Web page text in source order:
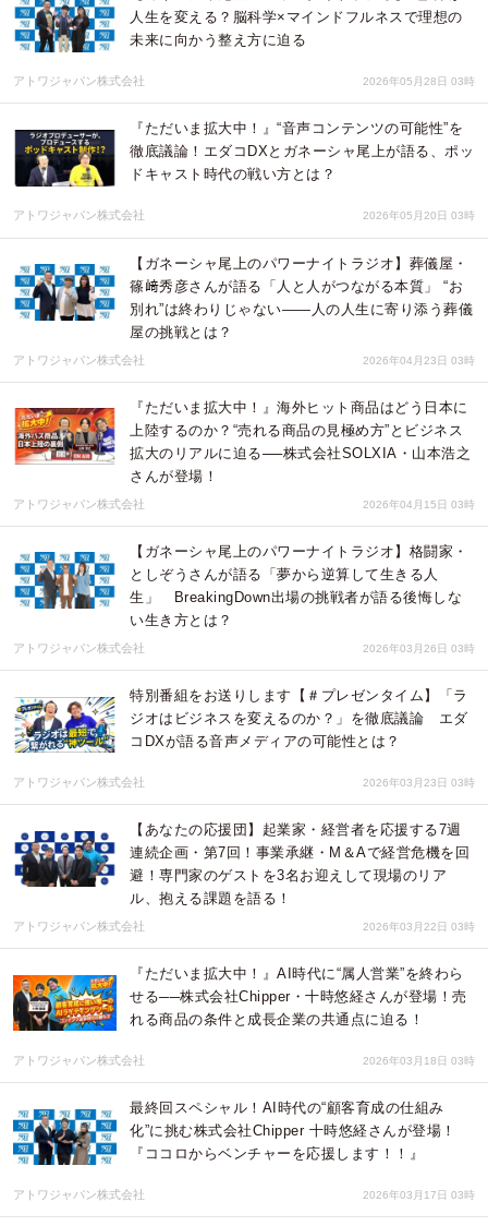
人生を変える？脳科学×マインドフルネスで理想の
未来に向かう整え方に迫る
アトワジャパン株式会社 2026年05月28日 03時
『ただいま拡大中！』“音声コンテンツの可能性”を
徹底議論！エダコDXとガネーシャ尾上が語る、ポッ
ドキャスト時代の戦い方とは？
アトワジャパン株式会社 2026年05月20日 03時
【ガネーシャ尾上のパワーナイトラジオ】葬儀屋・
篠﨑秀彦さんが語る「人と人がつながる本質」 “お
別れ”は終わりじゃない——人の人生に寄り添う葬儀
屋の挑戦とは？
アトワジャパン株式会社 2026年04月23日 03時
『ただいま拡大中！』海外ヒット商品はどう日本に
上陸するのか？“売れる商品の見極め方”とビジネス
拡大のリアルに迫る──株式会社SOLXIA・山本浩之
さんが登場！
アトワジャパン株式会社 2026年04月15日 03時
【ガネーシャ尾上のパワーナイトラジオ】格闘家・
としぞうさんが語る「夢から逆算して生きる人
生」 BreakingDown出場の挑戦者が語る後悔しな
い生き方とは？
アトワジャパン株式会社 2026年03月26日 03時
特別番組をお送りします【＃プレゼンタイム】「ラ
ジオはビジネスを変えるのか？」を徹底議論 エダ
コDXが語る音声メディアの可能性とは？
アトワジャパン株式会社 2026年03月23日 03時
【あなたの応援団】起業家・経営者を応援する7週
連続企画・第7回！事業承継・M＆Aで経営危機を回
避！専門家のゲストを3名お迎えして現場のリア
ル、抱える課題を語る！
アトワジャパン株式会社 2026年03月22日 03時
『ただいま拡大中！』AI時代に“属人営業”を終わら
せる──株式会社Chipper・十時悠経さんが登場！売
れる商品の条件と成長企業の共通点に迫る！
アトワジャパン株式会社 2026年03月18日 03時
最終回スペシャル！AI時代の“顧客育成の仕組み
化”に挑む株式会社Chipper 十時悠経さんが登場！
『ココロからベンチャーを応援します！！』
アトワジャパン株式会社 2026年03月17日 03時